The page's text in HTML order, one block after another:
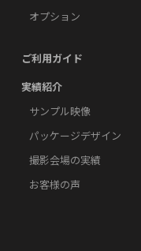
オプション
ご利用ガイド
実績紹介
サンプル映像
パッケージデザイン
撮影会場の実績
お客様の声